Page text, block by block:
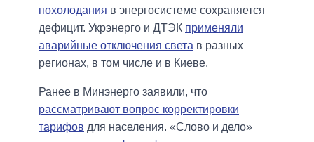
похолодания в энергосистеме сохраняется
дефицит. Укрэнерго и ДТЭК применяли
аварийные отключения света в разных
регионах, в том числе и в Киеве.
Ранее в Минэнерго заявили, что
рассматривают вопрос корректировки
тарифов для населения. «Слово и дело»